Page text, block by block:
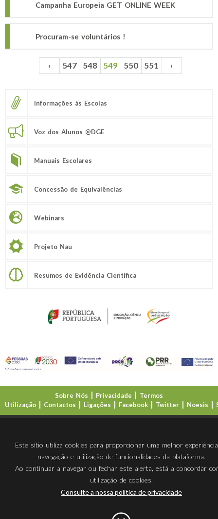
Campanha Europeia GET ONLINE WEEK
Procuram-se voluntários !
Páginas ‹ 547 548 549 550 551 ›
Informações às Escolas
Voz dos Alunos @DGE
Manuais Escolares
Concessão de Equivalências
Webinars
Projeto Nau
Resumos de Evidência Científica
Sobre Nós Privacidade
Termos
Utilização
Contactos Ligações Facebook Twitter Noesis
Este sítio utiliza cookies para proporcionar uma melhor
navegação e utilização de funcionalidades da plataforma.
Ao continuar a navegar ou fechar este alerta, está a concordar
utilização de cookies.
Consulte a nossa política de privacidade